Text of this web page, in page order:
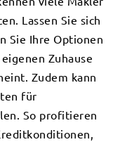
Lassen Sie sich
Sie Ihre Optionen
Zuhause
Zudem kann
für
So profitieren